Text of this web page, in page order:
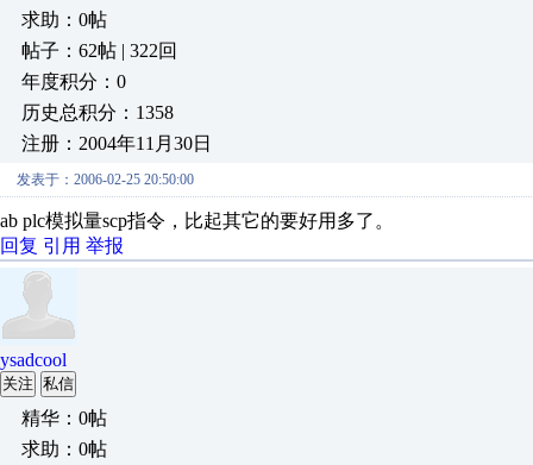
求助：0帖
帖子：62帖 | 322回
年度积分：0
历史总积分：1358
注册：2004年11月30日
发表于：2006-02-25 20:50:00
ab plc模拟量scp指令，比起其它的要好用多了。
回复 引用 举报
ysadcool
关注 私信
精华：0帖
求助：0帖